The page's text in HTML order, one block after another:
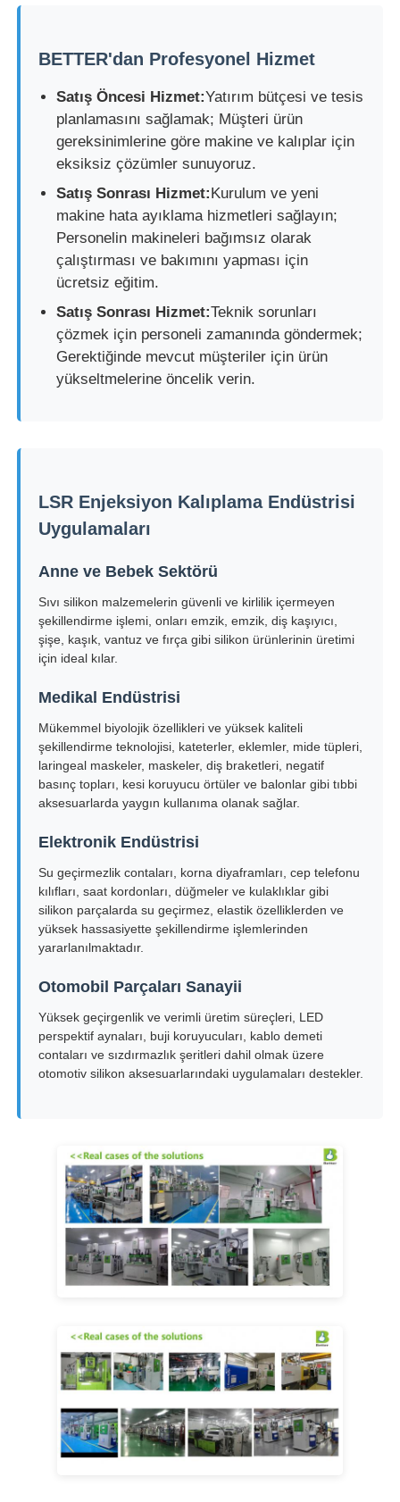
LSR dozlama sistemi
Aşırı kalıplama makinesi
Enjeksiyon kalıplama makinesi aksesuarları
Sıvı silikon kauçuk enjeksiyon kalıplaması
Sıvı silikon kalıplama
Silikon kauçuk enjeksiyon kalıplama
BETTER'dan Profesyonel Hizmet
Satış Öncesi Hizmet:Yatırım bütçesi ve tesis
planlamasını sağlamak; Müşteri ürün
gereksinimlerine göre makine ve kalıplar için
eksiksiz çözümler sunuyoruz.
Satış Sonrası Hizmet:Kurulum ve yeni
makine hata ayıklama hizmetleri sağlayın;
Personelin makineleri bağımsız olarak
çalıştırması ve bakımını yapması için
ücretsiz eğitim.
Satış Sonrası Hizmet:Teknik sorunları
çözmek için personeli zamanında göndermek;
Gerektiğinde mevcut müşteriler için ürün
yükseltmelerine öncelik verin.
LSR Enjeksiyon Kalıplama Endüstrisi
Uygulamaları
Anne ve Bebek Sektörü
Sıvı silikon malzemelerin güvenli ve kirlilik içermeyen
şekillendirme işlemi, onları emzik, emzik, diş kaşıyıcı,
şişe, kaşık, vantuz ve fırça gibi silikon ürünlerinin üretimi
için ideal kılar.
Medikal Endüstrisi
Mükemmel biyolojik özellikleri ve yüksek kaliteli
şekillendirme teknolojisi, kateterler, eklemler, mide tüpleri,
laringeal maskeler, maskeler, diş braketleri, negatif
basınç topları, kesi koruyucu örtüler ve balonlar gibi tıbbi
aksesuarlarda yaygın kullanıma olanak sağlar.
Elektronik Endüstrisi
Su geçirmezlik contaları, korna diyaframları, cep telefonu
kılıfları, saat kordonları, düğmeler ve kulaklıklar gibi
silikon parçalarda su geçirmez, elastik özelliklerden ve
yüksek hassasiyette şekillendirme işlemlerinden
yararlanılmaktadır.
Otomobil Parçaları Sanayii
Yüksek geçirgenlik ve verimli üretim süreçleri, LED
perspektif aynaları, buji koruyucuları, kablo demeti
contaları ve sızdırmazlık şeritleri dahil olmak üzere
otomotiv silikon aksesuarlarındaki uygulamaları destekler.